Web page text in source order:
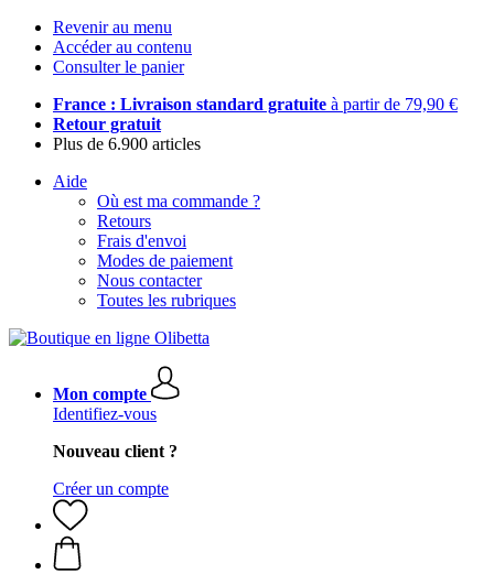
Revenir au menu
Accéder au contenu
Consulter le panier
France : Livraison standard gratuite à partir de 79,90 €
Retour gratuit
Plus de 6.900 articles
Aide
Où est ma commande ?
Retours
Frais d'envoi
Modes de paiement
Nous contacter
Toutes les rubriques
Mon compte
Identifiez-vous
Nouveau client ?
Créer un compte